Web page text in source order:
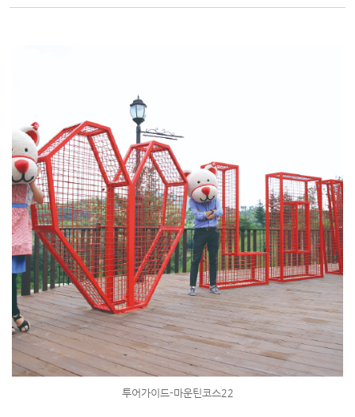
투어가이드-마운틴코스22